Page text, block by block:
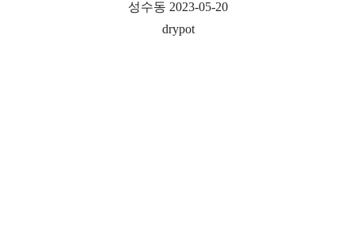
성수동 2023-05-20
drypot